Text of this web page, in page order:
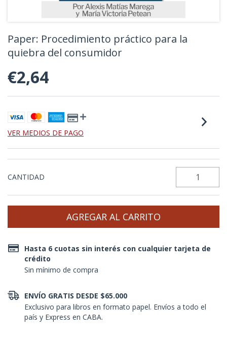
Paper: Procedimiento práctico para la
quiebra del consumidor
€2,64
VER MEDIOS DE PAGO
CANTIDAD
Hasta 6 cuotas sin interés con cualquier tarjeta de
crédito
Sin mínimo de compra
ENVÍO GRATIS DESDE $65.000
Exclusivo para libros en formato papel. Envíos a todo el
país y Express en CABA.